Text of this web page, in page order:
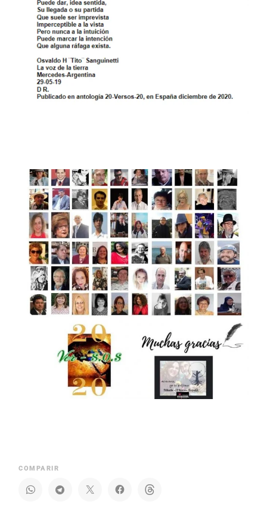
COMPARIR